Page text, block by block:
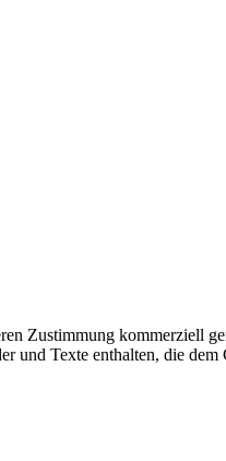
Zustimmung kommerziell
und Texte enthalten, die